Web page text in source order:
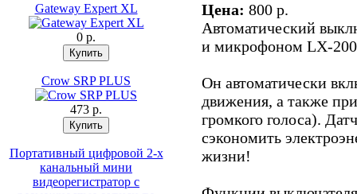
Gateway Expert XL
0 p.
Crow SRP PLUS
473 p.
Портативный цифровой 2-х
канальный мини
видеорегистратор с
Цена: 800 p.
Автоматический
и микрофоном LX-
Он автоматически
движения, а также
громкого голоса).
сэкономить
жизни!